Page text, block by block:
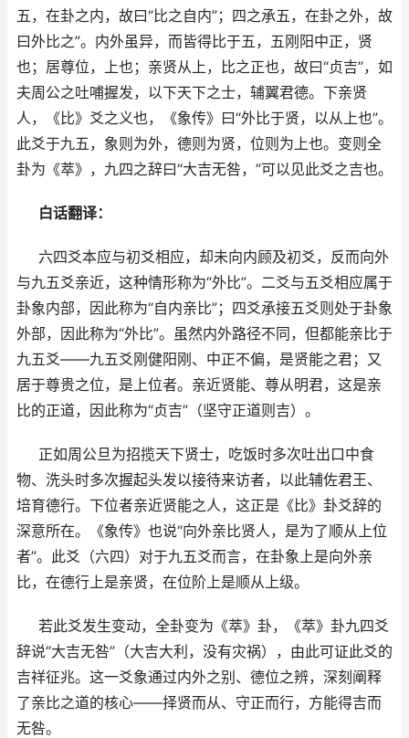
五，在卦之内，故曰“比之自内”；四之承五，在卦之外，故
曰外比之”。内外虽异，而皆得比于五，五刚阳中正，贤
也；居尊位，上也；亲贤从上，比之正也，故曰“贞吉”，如
夫周公之吐哺握发，以下天下之士，辅翼君德。下亲贤
人，《比》爻之义也，《象传》曰“外比于贤，以从上也”。
此爻于九五，象则为外，德则为贤，位则为上也。变则全
卦为《萃》，九四之辞曰“大吉无咎，”可以见此爻之吉也。
白话翻译：
六四爻本应与初爻相应，却未向内顾及初爻，反而向外
与九五爻亲近，这种情形称为“外比”。二爻与五爻相应属于
卦象内部，因此称为“自内亲比”；四爻承接五爻则处于卦象
外部，因此称为“外比”。虽然内外路径不同，但都能亲比于
九五爻——九五爻刚健阳刚、中正不偏，是贤能之君；又
居于尊贵之位，是上位者。亲近贤能、尊从明君，这是亲
比的正道，因此称为“贞吉”（坚守正道则吉）。
正如周公旦为招揽天下贤士，吃饭时多次吐出口中食
物、洗头时多次握起头发以接待来访者，以此辅佐君王、
培育德行。下位者亲近贤能之人，这正是《比》卦爻辞的
深意所在。《象传》也说“向外亲比贤人，是为了顺从上位
者”。此爻（六四）对于九五爻而言，在卦象上是向外亲
比，在德行上是亲贤，在位阶上是顺从上级。
若此爻发生变动，全卦变为《萃》卦，《萃》卦九四爻
辞说“大吉无咎”（大吉大利，没有灾祸），由此可证此爻的
吉祥征兆。这一爻象通过内外之别、德位之辨，深刻阐释
了亲比之道的核心——择贤而从、守正而行，方能得吉而
无咎。